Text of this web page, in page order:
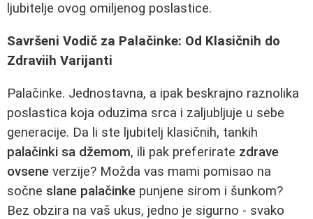
ljubitelje ovog omiljenog poslastice.
Savršeni Vodič za Palačinke: Od Klasičnih do
Zdraviih Varijanti
Palačinke. Jednostavna, a ipak beskrajno raznolika
poslastica koja oduzima srca i zaljubljuje u sebe
generacije. Da li ste ljubitelj klasičnih, tankih
palačinki sa džemom, ili pak preferirate zdrave
ovsene verzije? Možda vas mami pomisao na
sočne slane palačinke punjene sirom i šunkom?
Bez obzira na vaš ukus, jedno je sigurno - svako